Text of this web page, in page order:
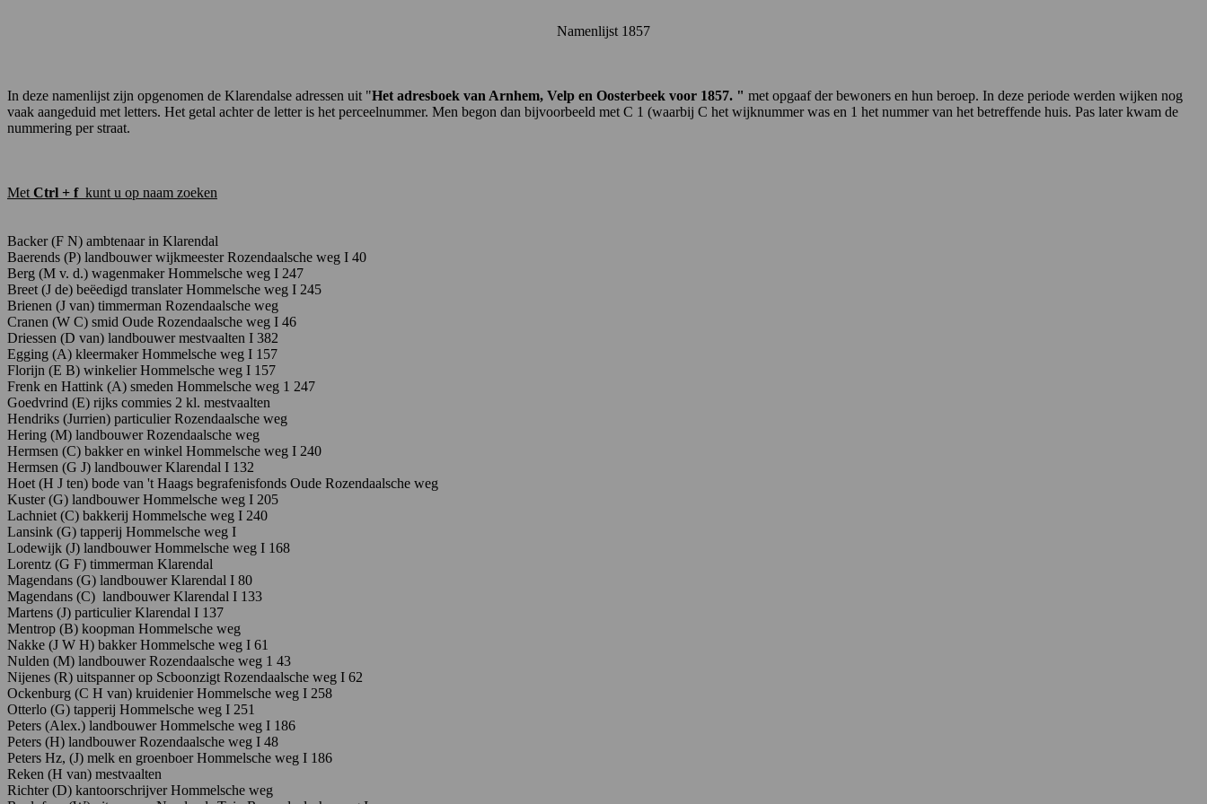
Namenlijst 1857
In deze namenlijst zijn opgenomen de Klarendalse adressen uit "Het adresboek van Arnhem, Velp en Oosterbeek voor 1857. " met opgaaf der bewoners en hun beroep. In deze periode werden wijken nog
vaak aangeduid met letters. Het getal achter de letter is het perceelnummer. Men begon dan bijvoorbeeld met C 1 (waarbij C het wijknummer was en 1 het nummer van het betreffende huis. Pas later kwam de
nummering per straat.
Met Ctrl + f kunt u op naam zoeken
Backer (F N) ambtenaar in Klarendal
Baerends (P) landbouwer wijkmeester Rozendaalsche weg I 40
Berg (M v. d.) wagenmaker Hommelsche weg I 247
Breet (J de) beëedigd translater Hommelsche weg I 245
Brienen (J van) timmerman Rozendaalsche weg
Cranen (W C) smid Oude Rozendaalsche weg I 46
Driessen (D van) landbouwer mestvaalten I 382
Egging (A) kleermaker Hommelsche weg I 157
Florijn (E B) winkelier Hommelsche weg I 157
Frenk en Hattink (A) smeden Hommelsche weg 1 247
Goedvrind (E) rijks commies 2 kl. mestvaalten
Hendriks (Jurrien) particulier Rozendaalsche weg
Hering (M) landbouwer Rozendaalsche weg
Hermsen (C) bakker en winkel Hommelsche weg I 240
Hermsen (G J) landbouwer Klarendal I 132
Hoet (H J ten) bode van 't Haags begrafenisfonds Oude Rozendaalsche weg
Kuster (G) landbouwer Hommelsche weg I 205
Lachniet (C) bakkerij Hommelsche weg I 240
Lansink (G) tapperij Hommelsche weg I
Lodewijk (J) landbouwer Hommelsche weg I 168
Lorentz (G F) timmerman Klarendal
Magendans (G) landbouwer Klarendal I 80
Magendans (C) landbouwer Klarendal I 133
Martens (J) particulier Klarendal I 137
Mentrop (B) koopman Hommelsche weg
Nakke (J W H) bakker Hommelsche weg I 61
Nulden (M) landbouwer Rozendaalsche weg 1 43
Nijenes (R) uitspanner op Scboonzigt Rozendaalsche weg I 62
Ockenburg (C H van) kruidenier Hommelsche weg I 258
Otterlo (G) tapperij Hommelsche weg I 251
Peters (Alex.) landbouwer Hommelsche weg I 186
Peters (H) landbouwer Rozendaalsche weg I 48
Peters Hz, (J) melk en groenboer Hommelsche weg I 186
Reken (H van) mestvaalten
Richter (D) kantoorschrijver Hommelsche weg